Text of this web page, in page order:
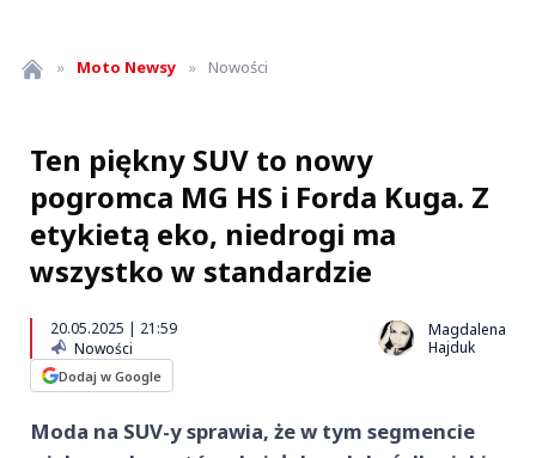
» Moto Newsy » Nowości
Ten piękny SUV to nowy
pogromca MG HS i Forda Kuga. Z
etykietą eko, niedrogi ma
wszystko w standardzie
20.05.2025 | 21:59
Nowości
Dodaj w Google
Magdalena
Hajduk
Moda na SUV-y sprawia, że w tym segmencie